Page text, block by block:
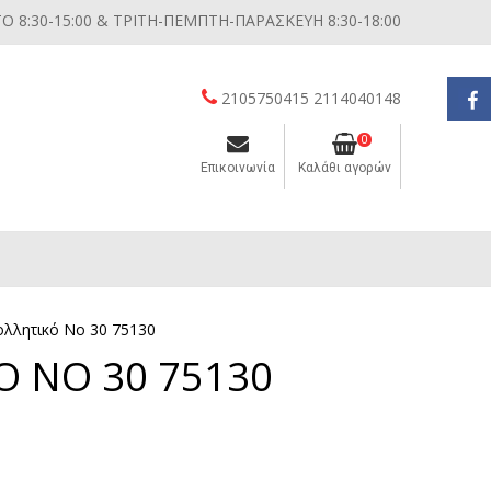
8:30-15:00 & ΤΡΙΤΗ-ΠΕΜΠΤΗ-ΠΑΡΑΣΚΕΥΗ 8:30-18:00
2105750415 2114040148
Επικοινωνία
0
Καλάθι αγορών
No 30 75130
NO 30 75130